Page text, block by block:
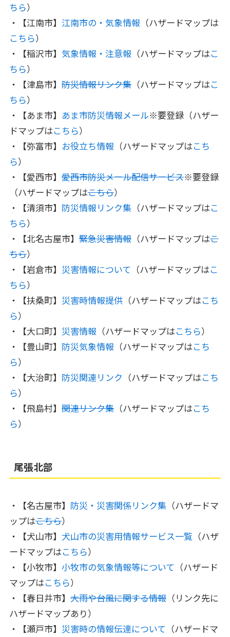
ちら）
・【江南市】 江南市の・気象情報 （ハザードマップは
こちら）
・【稲沢市】 気象情報・注意報 （ハザードマップはこ
ちら）
・【津島市】 防災情報リンク集（ハザードマップはこ
ちら）
・【あま市】 あま市防災情報メール※要登録（ハザー
ドマップはこちら）
・【弥富市】 お役立ち情報 （ハザードマップはこち
ら）
・【愛西市】 愛西市防災メール配信サービス※要登録
（ハザードマップはこちら）
・【清須市】 防災情報リンク集 （ハザードマップはこ
ちら）
・【北名古屋市】 緊急災害情報（ハザードマップはこ
ちら）
・【岩倉市】 災害情報について （ハザードマップはこ
ちら）
・【扶桑町】 災害時情報提供（ハザードマップはこち
ら）
・【大口町】 災害情報 （ハザードマップはこちら）
・【豊山町】 防災気象情報 （ハザードマップはこち
ら）
・【大治町】 防災関連リンク （ハザードマップはこち
ら）
・【飛島村】 関連リンク集（ハザードマップはこち
ら）
尾張北部
・【名古屋市】 防災・災害関係リンク集 （ハザードマ
ップはこちら）
・【犬山市】 犬山市の災害用情報サービス一覧 （ハザ
ードマップはこちら）
・【小牧市】 小牧市の気象情報等について （ハザード
マップはこちら）
・【春日井市】 大雨や台風に関する情報（リンク先に
ハザードマップあり）
・【瀬戸市】 災害時の情報伝達について （ハザードマ